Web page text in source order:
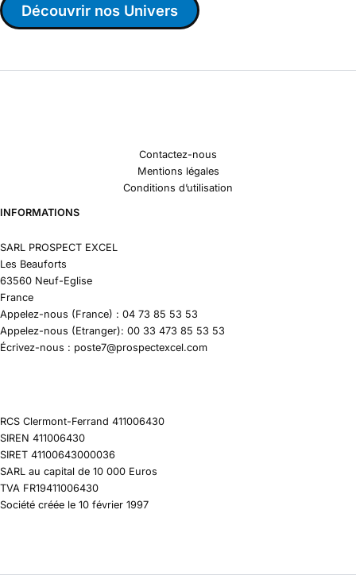
Découvrir nos Univers
Contactez-nous
Mentions légales
Conditions d’utilisation
INFORMATIONS
SARL PROSPECT EXCEL
Les Beauforts
63560 Neuf-Eglise
France
Appelez-nous (France) : 04 73 85 53 53
Appelez-nous (Etranger): 00 33 473 85 53 53
Écrivez-nous : poste7@prospectexcel.com
RCS Clermont-Ferrand 411006430
SIREN 411006430
SIRET 41100643000036
SARL au capital de 10 000 Euros
TVA FR19411006430
Société créée le 10 février 1997